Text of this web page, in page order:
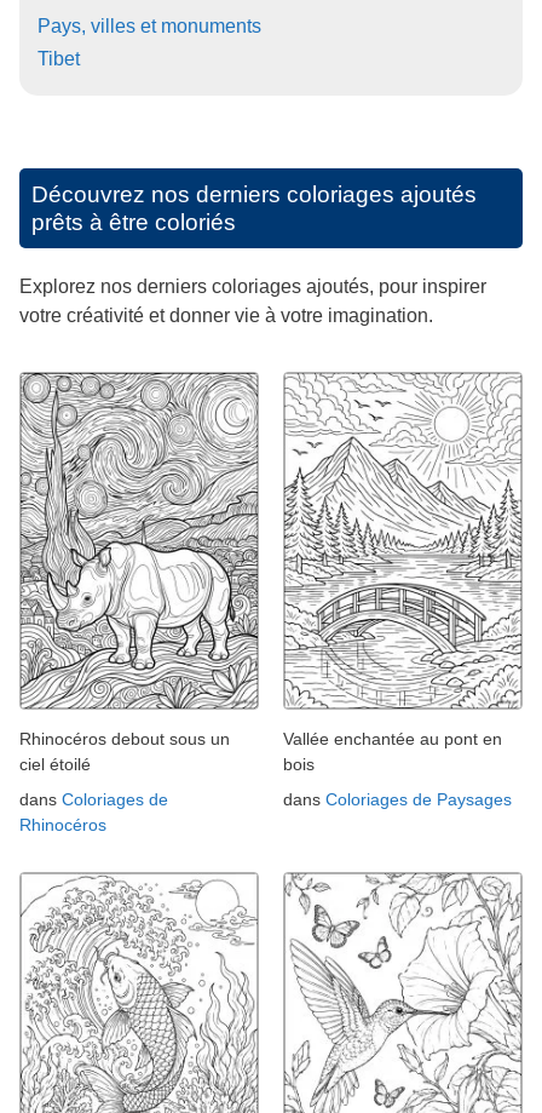
Pays, villes et monuments
Tibet
Découvrez nos derniers coloriages ajoutés
prêts à être coloriés
Explorez nos derniers coloriages ajoutés, pour inspirer
votre créativité et donner vie à votre imagination.
Rhinocéros debout sous un
ciel étoilé
dans Coloriages de
Rhinocéros
Vallée enchantée au pont en
bois
dans Coloriages de Paysages